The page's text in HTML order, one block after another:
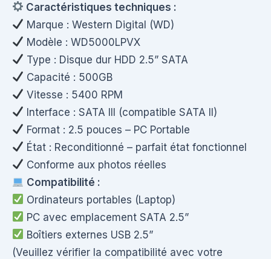
Caractéristiques techniques :
Marque : Western Digital (WD)
Modèle : WD5000LPVX
Type : Disque dur HDD 2.5” SATA
Capacité : 500GB
Vitesse : 5400 RPM
Interface : SATA III (compatible SATA II)
Format : 2.5 pouces – PC Portable
État : Reconditionné – parfait état fonctionnel
Conforme aux photos réelles
Compatibilité :
Ordinateurs portables (Laptop)
PC avec emplacement SATA 2.5”
Boîtiers externes USB 2.5”
(Veuillez vérifier la compatibilité avec votre